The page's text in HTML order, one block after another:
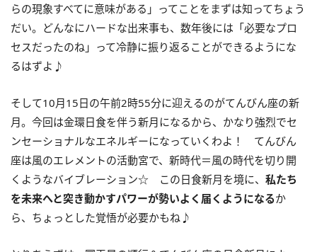
らの現象すべてに意味がある」ってことをまずは知ってちょう
だい。どんなにハードな出来事も、数年後には「必要なプロ
セスだったのね」って冷静に振り返ることができるようにな
るはずよ♪
そして10月15日の午前2時55分に迎えるのがてんびん座の新
月。今回は金環日食を伴う新月になるから、かなり強烈でセ
ンセーショナルなエネルギーになっていくわよ！ てんびん
座は風のエレメントの活動宮で、新時代＝風の時代を切り開
くようなバイブレーション☆ この日食新月を境に、 私たち
を未来へと突き動かすパワーが勢いよく届くようになるか
ら、ちょっとした覚悟が必要かもね♪